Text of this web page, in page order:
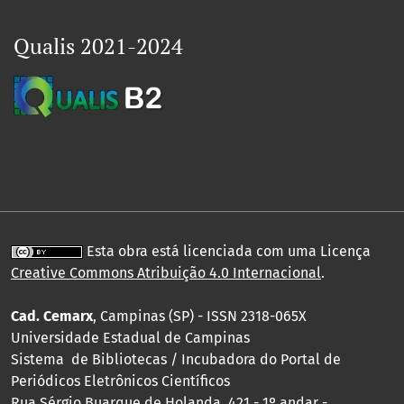
Qualis 2021-2024
Esta obra está licenciada com uma Licença
Creative Commons Atribuição 4.0 Internacional.
Cad. Cemarx, Campinas (SP) - ISSN 2318-065X
Universidade Estadual de Campinas
Sistema de Bibliotecas / Incubadora do Portal de
Periódicos Eletrônicos Científicos